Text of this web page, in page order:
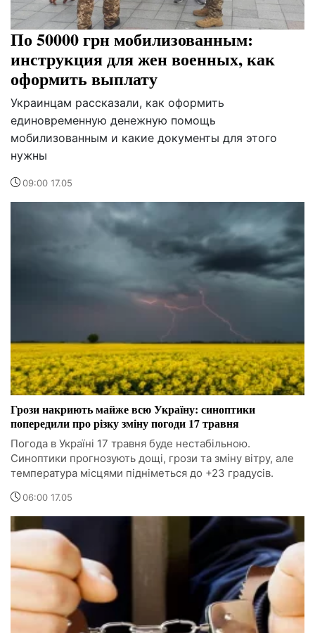
По 50000 грн мобилизованным:
инструкция для жен военных, как
оформить выплату
Украинцам рассказали, как оформить
единовременную денежную помощь
мобилизованным и какие документы для этого
нужны
09:00 17.05
Грози накриють майже всю Україну: синоптики
попередили про різку зміну погоди 17 травня
Погода в Україні 17 травня буде нестабільною.
Синоптики прогнозують дощі, грози та зміну вітру, але
температура місцями підніметься до +23 градусів.
06:00 17.05